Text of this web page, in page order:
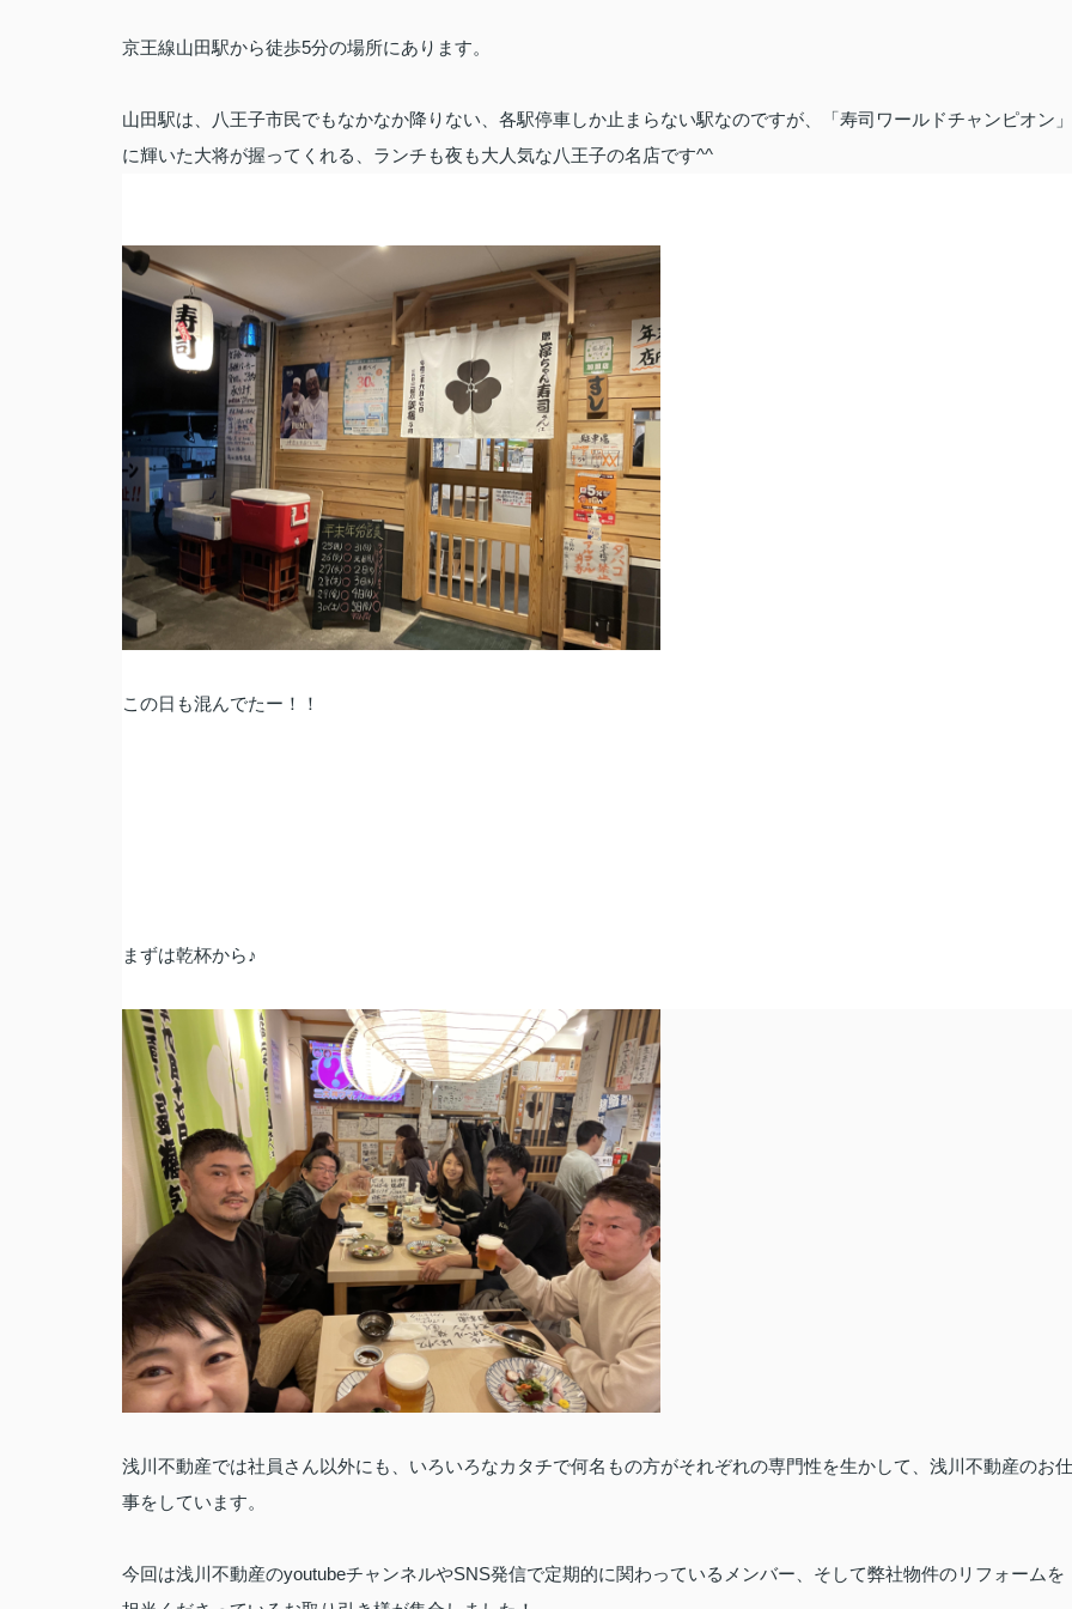
京王線山田駅から徒歩5分の場所にあります。
山田駅は、八王子市民でもなかなか降りない、各駅停車しか止まらない駅なのですが、「寿司ワールドチャンピオン」
に輝いた大将が握ってくれる、ランチも夜も大人気な八王子の名店です^^
この日も混んでたー！！
まずは乾杯から♪
浅川不動産では社員さん以外にも、 いろいろなカタチで何名もの方がそれぞれの専門性を生かして、浅川不動産のお仕
事をしています。
今回は浅川不動産のyoutubeチャンネルやSNS発信で定期的に関わっているメンバー、そして弊社物件のリフォームを